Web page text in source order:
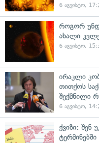
6 აგვისტო,
როგორ
ახალი
6 აგვისტო,
ირაკლი
თითქოს
შექმნილი
6 აგვისტო,
ქვიზი: შენ